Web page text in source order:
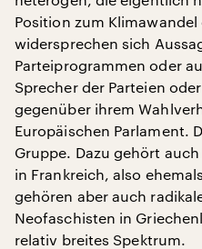
Position zum
widersprechen sich
Parteiprogrammen oder
Sprecher der Parteien
gegenüber ihrem
Europäischen Parlament.
Gruppe. Dazu gehört
in Frankreich, also
gehören aber auch
Neofaschisten in
relativ breites Spektrum.